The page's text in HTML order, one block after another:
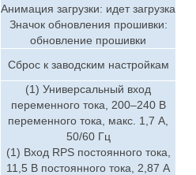
Анимация загрузки: идет загрузка
Значок обновления прошивки:
обновление прошивки
Сброс к заводским настройкам
(1) Универсальный вход
переменного тока, 200–240 В
переменного тока, макс. 1,7 А,
50/60 Гц
(1) Вход RPS постоянного тока,
11,5 В постоянного тока, 2,87 А